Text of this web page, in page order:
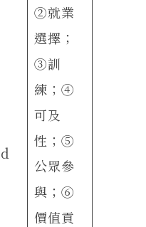
②就業
選擇；
③訓
練；④
可及
性；⑤
公眾參
與；⑥
價值貢